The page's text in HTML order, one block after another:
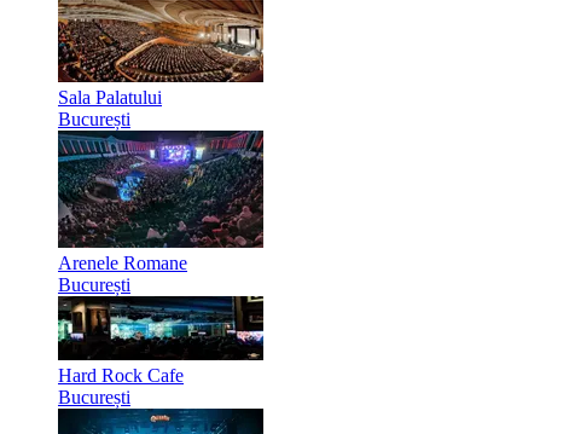
Sala Palatului
București
Arenele Romane
București
Hard Rock Cafe
București